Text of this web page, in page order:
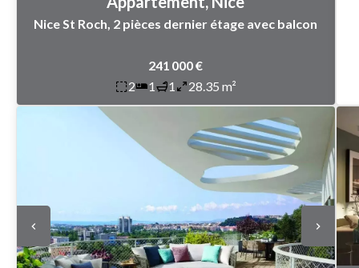
Nice St Roch, 2 pièces dernier étage avec balcon
241 000 €
2
1 1 28.35 m²